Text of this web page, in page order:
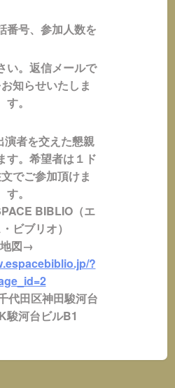
番号、参加人数を
。 返信メールで
知らせいたしま
す。
演者を交えた懇親
す。希望者は１ド
でご参加頂けま
す。
BIBLIO（エ
ビブリオ）
地図→
?
代田区神田駿河台
駿河台ビルB1